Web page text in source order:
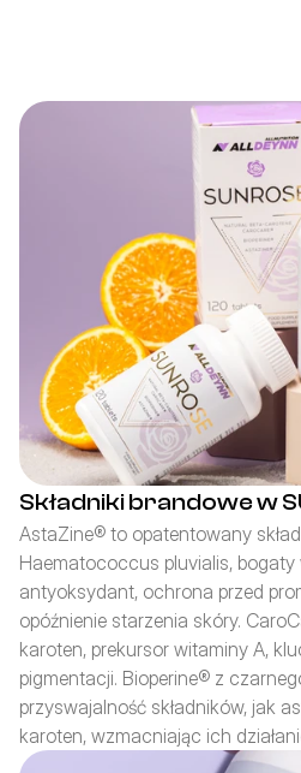
Składniki brandowe w
AstaZine® to opatentowany
Haematococcus pluvialis,
antyoksydant, ochrona przed
opóźnienie starzenia skóry.
karoten, prekursor witaminy A,
pigmentacji. Bioperine® z
przyswajalność składników, jak
karoten, wzmacniając ich